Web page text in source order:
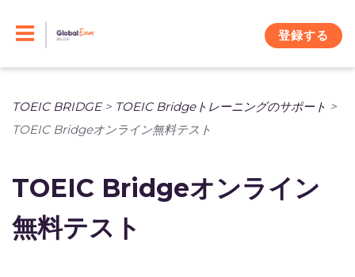
登録する
TOEIC BRIDGE> TOEIC Bridgeトレーニングのサポート >
TOEIC Bridgeオンライン無料テスト
TOEIC Bridgeオンライン
無料テスト